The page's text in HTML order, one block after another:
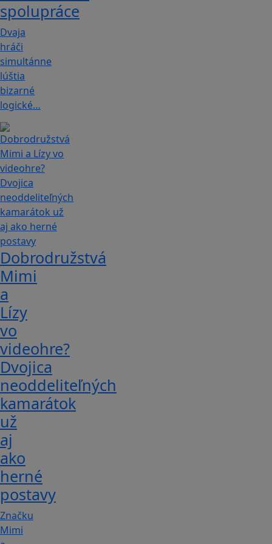
spolupráce
Dvaja
hráči
simultánne
lúštia
bizarné
logické…
Dobrodružstvá
Mimi
a
Lízy
vo
videohre?
Dvojica
neoddeliteľných
kamarátok
už
aj
ako
herné
postavy
Značku
Mimi